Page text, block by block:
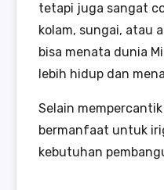
tetapi juga sangat
kolam, sungai, atau
bisa menata dunia
lebih hidup dan
Selain
bermanfaat untuk
kebutuhan